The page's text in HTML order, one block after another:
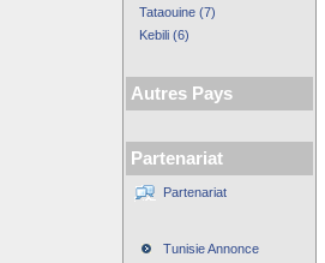
Tataouine (7)
Kebili (6)
Autres Pays
Partenariat
Partenariat
Tunisie Annonce